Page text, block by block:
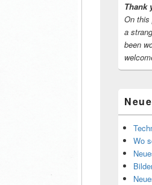
Thank
On this
a
been
Wo